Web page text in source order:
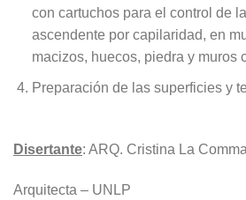
con cartuchos para el control de
ascendente por capilaridad, en
macizos, huecos, piedra y muros
Preparación de las superficies y
Disertante: ARQ. Cristina La
Arquitecta – UNLP